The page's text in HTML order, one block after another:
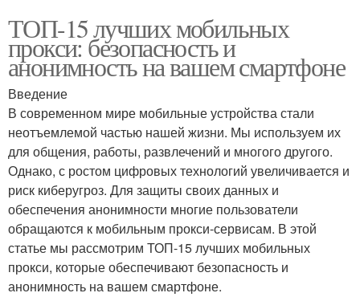
ТОП-15 лучших мобильных
прокси: безопасность и
анонимность на вашем смартфоне
Введение
В современном мире мобильные устройства стали
неотъемлемой частью нашей жизни. Мы используем их
для общения, работы, развлечений и многого другого.
Однако, с ростом цифровых технологий увеличивается и
риск киберугроз. Для защиты своих данных и
обеспечения анонимности многие пользователи
обращаются к мобильным прокси-сервисам. В этой
статье мы рассмотрим ТОП-15 лучших мобильных
прокси, которые обеспечивают безопасность и
анонимность на вашем смартфоне.